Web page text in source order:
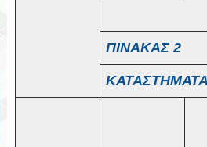
ΠΙΝΑΚΑΣ 2